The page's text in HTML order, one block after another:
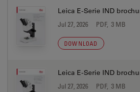
Leica E-Serie IND
Jul 27, 2026 PDF, 3 MB
DOWNLOAD
Leica E-Serie IND
Jul 27, 2026 PDF, 3 MB